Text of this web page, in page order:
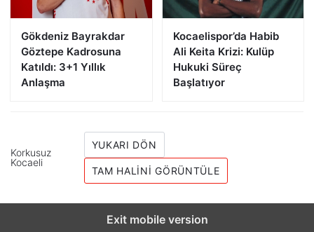
Gökdeniz Bayrakdar
Göztepe Kadrosuna
Katıldı: 3+1 Yıllık
Anlaşma
Kocaelispor’da Habib
Ali Keita Krizi: Kulüp
Hukuki Süreç
Başlatıyor
Korkusuz
Kocaeli
YUKARI DÖN
TAM HALINI GÖRÜNTÜLE
Exit mobile version